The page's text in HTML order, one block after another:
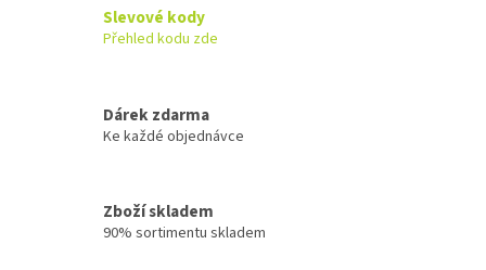
y
s
Slevové kody
Přehled kodu zde
Dárek zdarma
Ke každé objednávce
Zboží skladem
90% sortimentu skladem